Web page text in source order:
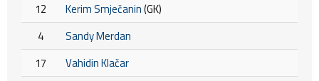
12 Kerim Smječanin(GK)
4
Sandy Merdan
17
Vahidin Klačar